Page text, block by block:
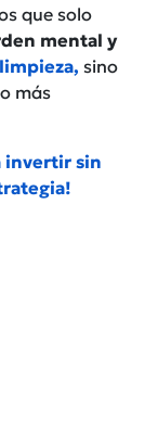
que solo
mental y
limpieza, sino
más
invertir sin